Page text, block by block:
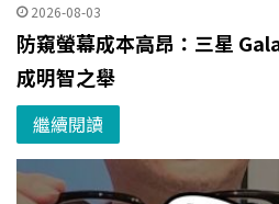
2026-08-03
防窺螢幕成本高昂：三星
成明智之舉
繼續閱讀